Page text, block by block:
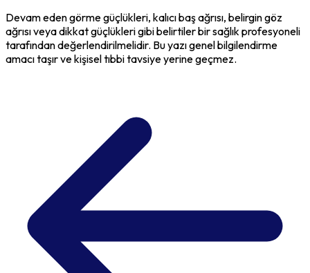
Devam eden görme güçlükleri, kalıcı baş ağrısı, belirgin göz
ağrısı veya dikkat güçlükleri gibi belirtiler bir sağlık profesyoneli
tarafından değerlendirilmelidir. Bu yazı genel bilgilendirme
amacı taşır ve kişisel tıbbi tavsiye yerine geçmez.